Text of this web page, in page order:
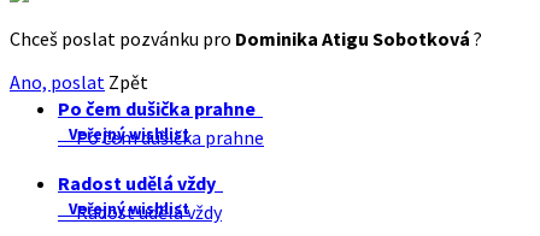
Chceš poslat pozvánku pro Dominika Atigu Sobotková ?
Ano, poslat Zpět
Po čem dušička prahne
Veřejný wishlist
Po čem dušička prahne
Radost udělá vždy
Veřejný wishlist
Radost udělá vždy